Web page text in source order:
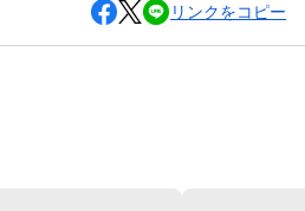
リンクをコピー